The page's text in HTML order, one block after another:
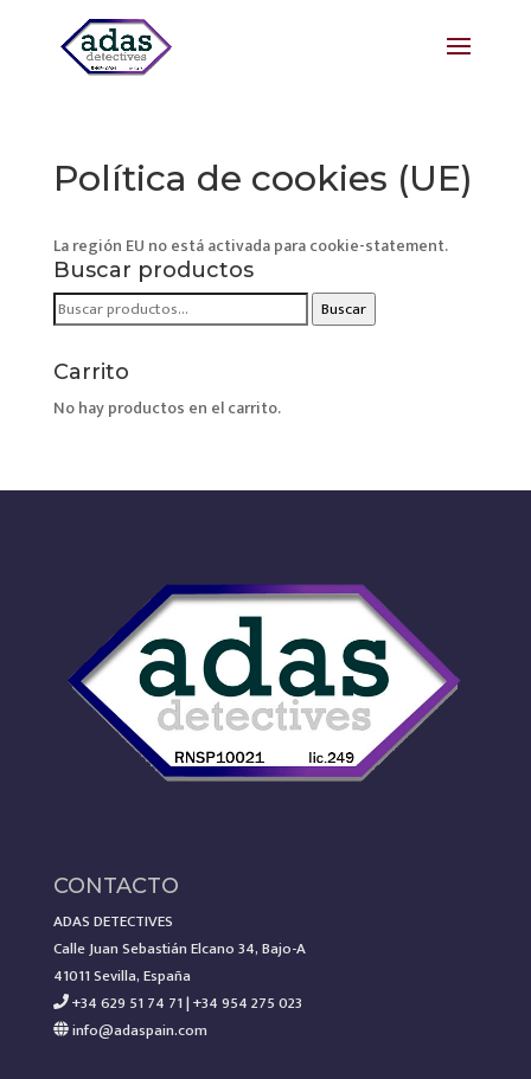
Política de cookies (UE)
La región EU no está activada para cookie-statement.
Buscar productos
Buscar
por:
Buscar
Carrito
No hay productos en el carrito.
CONTACTO
ADAS DETECTIVES
Calle Juan Sebastián Elcano 34, Bajo-A
41011 Sevilla, España
+34 629 51 74 71 | +34 954 275 023
info@adaspain.com